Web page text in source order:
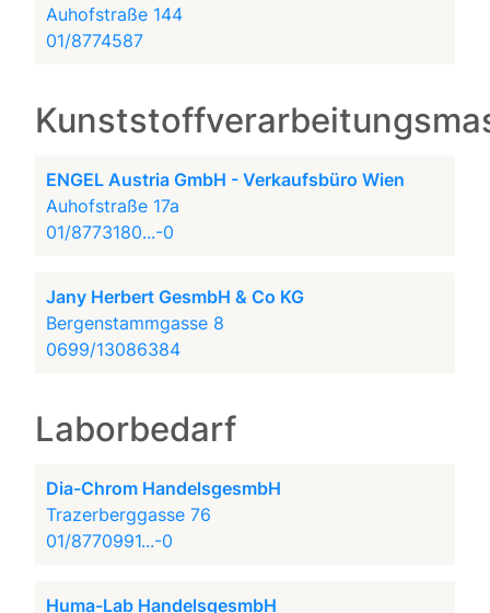
Auhofstraße 144
01/8774587
ENGEL Austria GmbH - Verkaufsbüro Wien
Auhofstraße 17a
01/8773180...-0
Jany Herbert GesmbH & Co KG
Bergenstammgasse 8
0699/13086384
Laborbedarf
Dia-Chrom HandelsgesmbH
Trazerberggasse 76
01/8770991...-0
Huma-Lab HandelsgesmbH